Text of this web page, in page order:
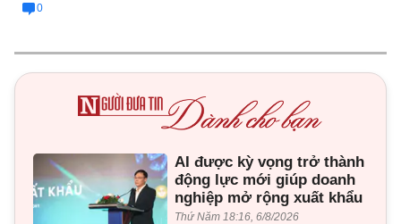
0
AI được kỳ vọng trở thành
động lực mới giúp doanh
nghiệp mở rộng xuất khẩu
Thứ Năm 18:16, 6/8/2026